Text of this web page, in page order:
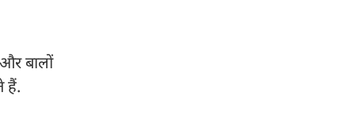
बालों
हैं.